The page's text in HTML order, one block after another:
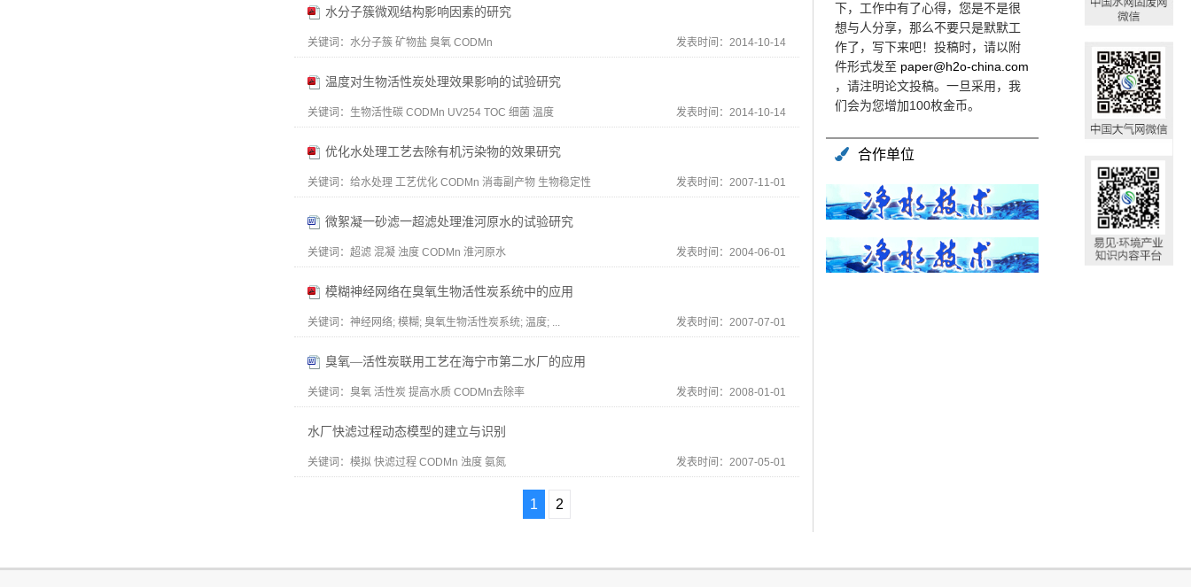
水分子簇微观结构影响因素的研究
关键词： 水分子簇 矿物盐 臭氧 CODMn 发表时间：2014-10-14
温度对生物活性炭处理效果影响的试验研究
关键词： 生物活性碳 CODMn UV254 TOC 细菌 温度 发表时间：2014-10-14
优化水处理工艺去除有机污染物的效果研究
关键词： 给水处理 工艺优化 CODMn 消毒副产物 生物稳定性 发表时间：2007-11-01
微絮凝一砂滤一超滤处理淮河原水的试验研究
关键词： 超滤 混凝 浊度 CODMn 淮河原水 发表时间：2004-06-01
模糊神经网络在臭氧生物活性炭系统中的应用
关键词： 神经网络; 模糊; 臭氧生物活性炭系统; 温度; ... 发表时间：2007-07-01
臭氧—活性炭联用工艺在海宁市第二水厂的应用
关键词： 臭氧 活性炭 提高水质 CODMn去除率 发表时间：2008-01-01
水厂快滤过程动态模型的建立与识别
关键词： 模拟 快滤过程 CODMn 浊度 氨氮 发表时间：2007-05-01
1 2
下，工作中有了心得，您是不是很
想与人分享，那么不要只是默默工
作了，写下来吧！投稿时，请以附
件形式发至 paper@h2o-china.com
，请注明论文投稿。一旦采用，我
们会为您增加100枚金币。
合作单位